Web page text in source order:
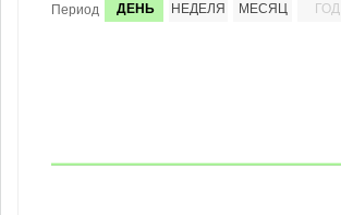
Период ДЕНЬ НЕДЕЛЯ МЕСЯЦ ГОД